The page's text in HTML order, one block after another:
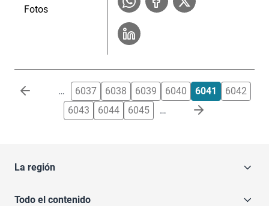
Fotos
Paginación … 6037 6038 6039 6040 6041
6042
6043
6044 6045 …
La región
Todo el contenido